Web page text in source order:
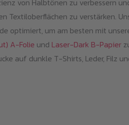
von Halbtönen zu verbessern
Textiloberflächen zu verstärken.
optimiert, um am besten mit
A-Folie und Laser-Dark B-Papier
auf dunkle T-Shirts, Leder, Filz